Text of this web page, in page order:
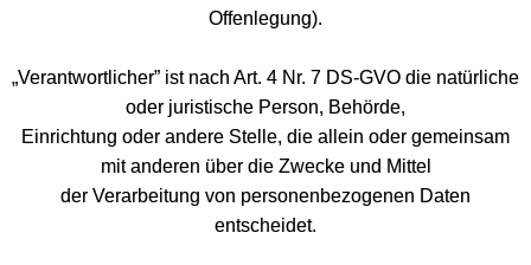
Offenlegung).
„Verantwortlicher” ist nach Art. 4 Nr. 7 DS-GVO die natürliche
oder juristische Person, Behörde,
Einrichtung oder andere Stelle, die allein oder gemeinsam
mit anderen über die Zwecke und Mittel
der Verarbeitung von personenbezogenen Daten
entscheidet.